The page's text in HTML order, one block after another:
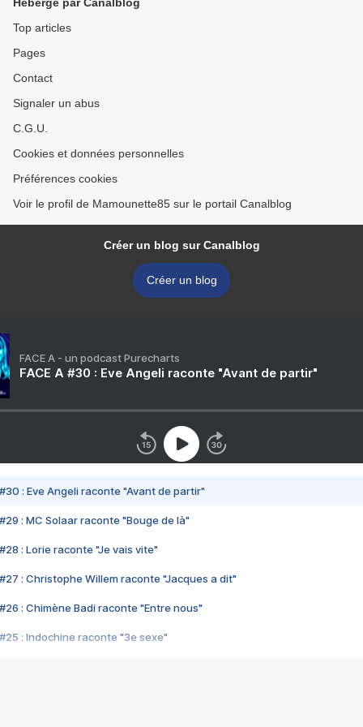
Top articles
Pages
Contact
Signaler un abus
C.G.U.
Cookies et données personnelles
Préférences cookies
Voir le profil de Mamounette85 sur le portail Canalblog
Créer un blog sur Canalblog
Créer un blog
FACE A - un podcast Purecharts
FACE A #30 : Eve Angeli raconte "Avant de partir"
#30 : Eve Angeli raconte "Avant de partir"
#29 : MC Solaar raconte "Bouge de là"
#28 : Lorie raconte "Je vais vite"
#27 : Christophe Willem raconte "Jacques a dit"
#26 : Chimène Badi raconte "Entre nous"
#25 : Indochine raconte "3e sexe"